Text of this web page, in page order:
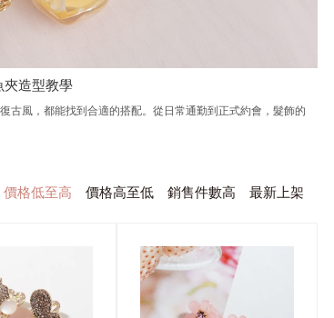
夾造型教學
古風，都能找到合適的搭配。從日常通勤到正式約會，髮飾的
價格低至高 價格高至低 銷售件數高 最新上架